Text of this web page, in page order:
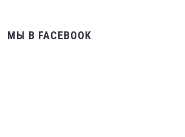
МЫ В FACEBOOK